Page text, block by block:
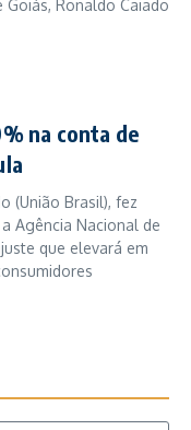
Ronaldo Caiado
na conta de
(União Brasil), fez
Agência Nacional de
que elevará em